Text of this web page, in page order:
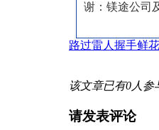
谢：镁途公司
路过雷人握手鲜花
该文章已有0人参
请发表评论